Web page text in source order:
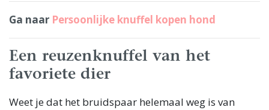
Ga naar Persoonlijke knuffel kopen hond
Een reuzenknuffel van het
favoriete dier
Weet je dat het bruidspaar helemaal weg is van